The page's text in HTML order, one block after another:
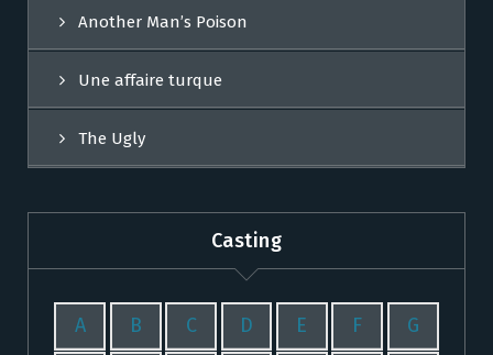
Another Man’s Poison
Une affaire turque
The Ugly
Casting
A B C D E F G